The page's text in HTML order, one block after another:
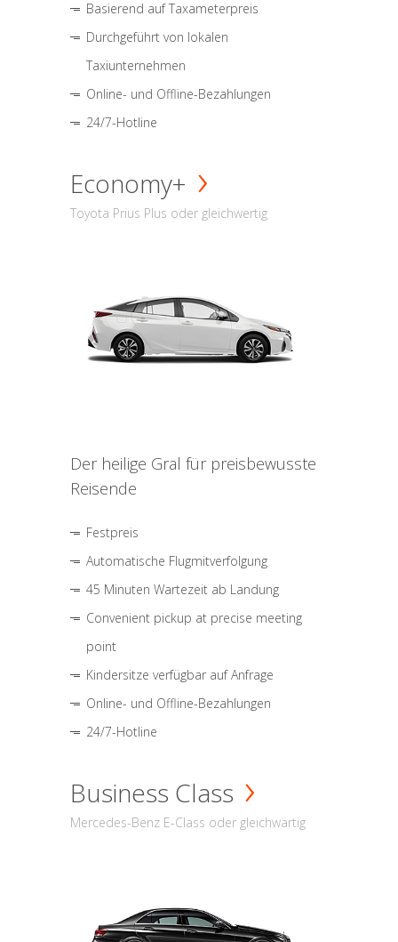
Basierend auf Taxameterpreis
Durchgeführt von lokalen
Taxiunternehmen
Online- und Offline-Bezahlungen
24/7-Hotline
Economy+
Toyota Prius Plus oder gleichwertig
Der heilige Gral für preisbewusste
Reisende
Festpreis
Automatische Flugmitverfolgung
45 Minuten Wartezeit ab Landung
Convenient pickup at precise meeting
point
Kindersitze verfügbar auf Anfrage
Online- und Offline-Bezahlungen
24/7-Hotline
Business Class
Mercedes-Benz E-Class oder gleichwärtig